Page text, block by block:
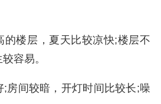
的楼层，夏天比较凉快;楼层不
容易。
;房间较暗，开灯时间比较长;噪